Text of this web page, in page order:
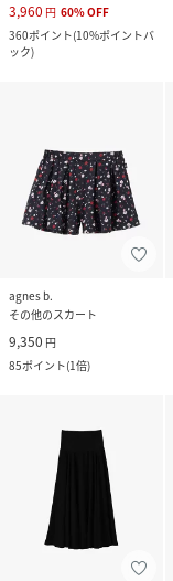
3,960 円 60%OFF
360ポイント(10%ポイントバ
ック)
agnes b.
その他のスカート
9,350 円
85ポイント(1倍)